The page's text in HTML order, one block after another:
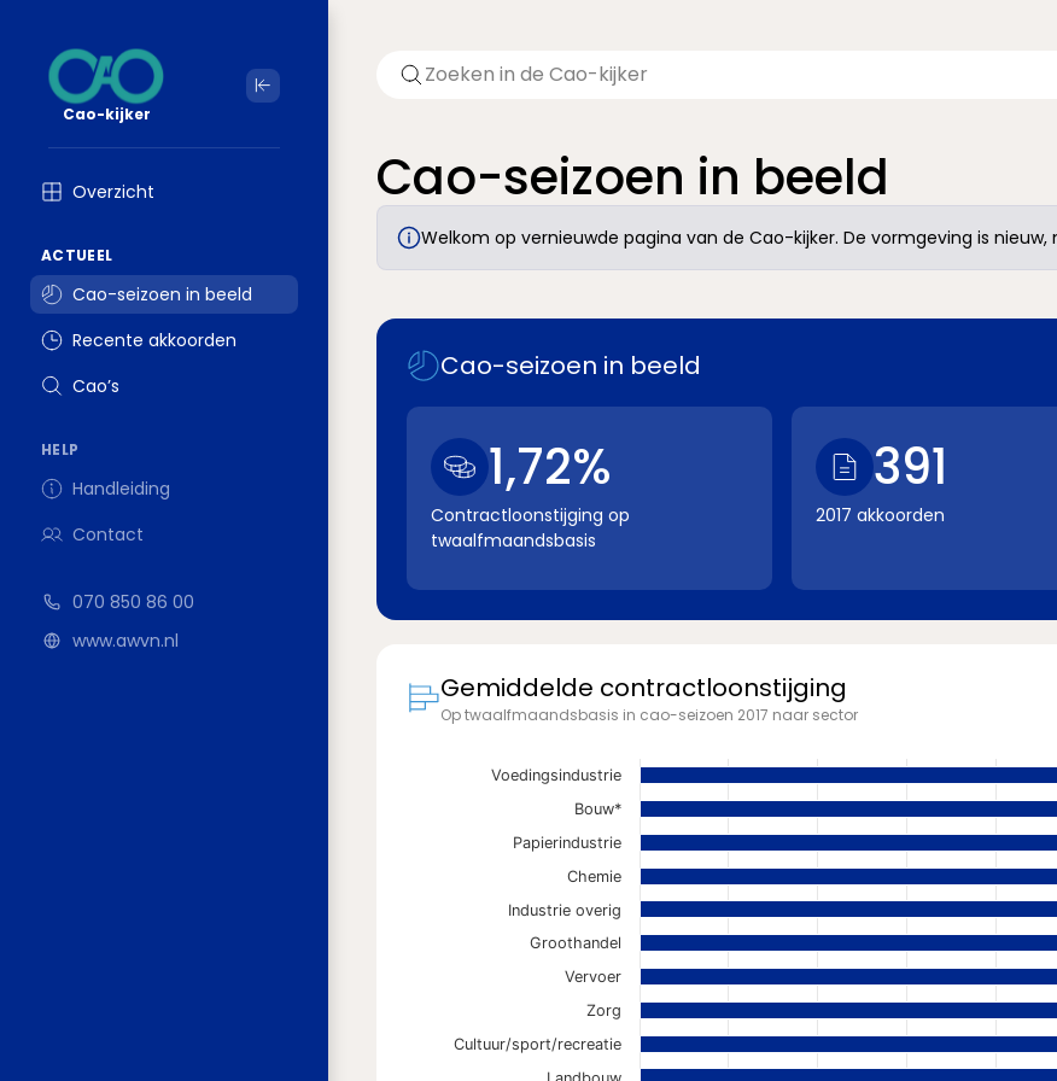
Cao-kijker
Overzicht
ACTUEEL
Cao-seizoen in beeld
Recente akkoorden
Cao’s
HELP
Handleiding
Contact
070 850 86 00
www.awvn.nl
Cao-seizoen in beeld
Welkom op vernieuwde pagina van de Cao-kijker. De vormgeving is
Cao-seizoen in beeld
1,72%
Contractloonstijging op
twaalfmaandsbasis
391
2017 akkoorden
Gemiddelde contractloonstijging
Op twaalfmaandsbasis in cao-seizoen 2017 naar sector
Voedingsindustrie
Bouw*
Papierindustrie
Chemie
Industrie overig
Groothandel
Vervoer
Zorg
Cultuur/sport/recreatie